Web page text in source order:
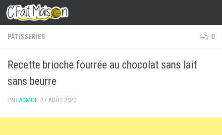
Skip to content
PÂTISSERIES 0
Recette brioche fourrée au chocolat sans lait
sans beurre
PAR ADMIN · 27 AOÛT 2020